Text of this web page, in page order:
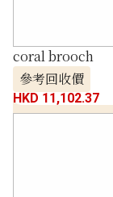
coral brooch
參考回收價
HKD 11,102.37